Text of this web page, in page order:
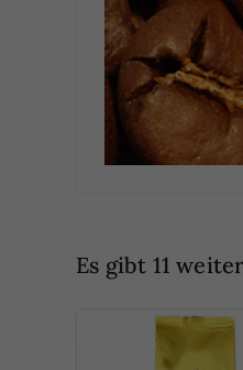
Es gibt 11